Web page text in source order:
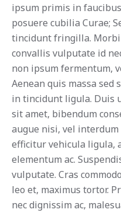
ipsum primis in
posuere cubilia Curae;
tincidunt fringilla.
convallis vulputate id
non ipsum fermentum,
Aenean quis massa sed
in tincidunt ligula. Duis
sit amet, bibendum
augue nisi, vel
efficitur vehicula ligula,
elementum ac.
vulputate. Cras
leo et, maximus tortor.
nec dignissim ac,